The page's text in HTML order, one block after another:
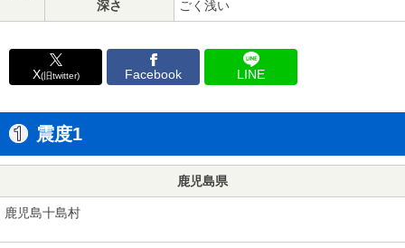
深さ ごく浅い
X(旧twitter) Facebook LINE
震度1
鹿児島県
鹿児島十島村